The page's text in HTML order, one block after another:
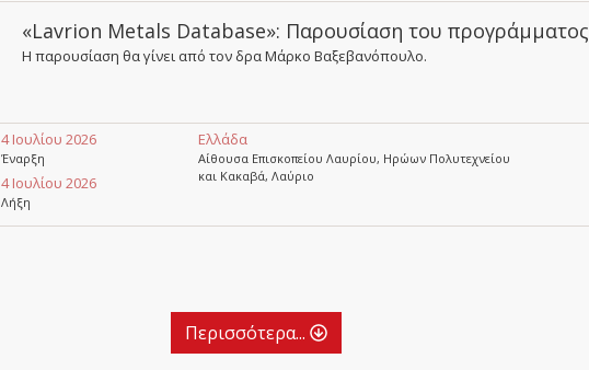
«Lavrion Metals Database»: Παρουσίαση του προγράμματος
Η παρουσίαση θα γίνει από τον δρα Μάρκο Βαξεβανόπουλο.
4 Ιουλίου 2026
Έναρξη
4 Ιουλίου 2026
Λήξη
Ελλάδα
Αίθουσα Επισκοπείου Λαυρίου, Ηρώων Πολυτεχνείου
και Κακαβά, Λαύριο
Περισσότερα...